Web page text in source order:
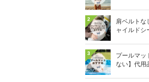
2
肩ベルトな
ャイルドシ
3
プールマッ
ない】代用